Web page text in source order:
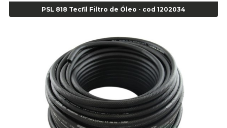
Anel Centralizador Fiat 4 pçs - Amarelo - Cod 00517
Anel Centralizador GM 4 pçs - Azul - Cod 00519
Anel Centralizador Honda 4 pçs - Vermelho - Cod 01465
Anel Centralizador Peugeot 4pçs - Branco - Cod 01466
Anel Centralizador Renault 4pçs - Marrom - Cod 01467
Anel Centralizador Toyota 4pçs - Preto - Cod 01335
Anel Centralizador VW 4pçs - Laranja - Cod 00520
Anel de vedação Jumbo OR-224 TG - Cod: 03749
Anel de vedação Jumbo OR-449 Cod: 03752
PSL 818 Tecfil Filtro de Óleo - cod 1202034